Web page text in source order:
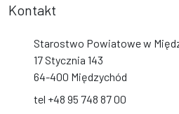
Kontakt
Starostwo Powiatowe w
17 Stycznia 143
64-400 Międzychód
tel +48 95 748 87 00